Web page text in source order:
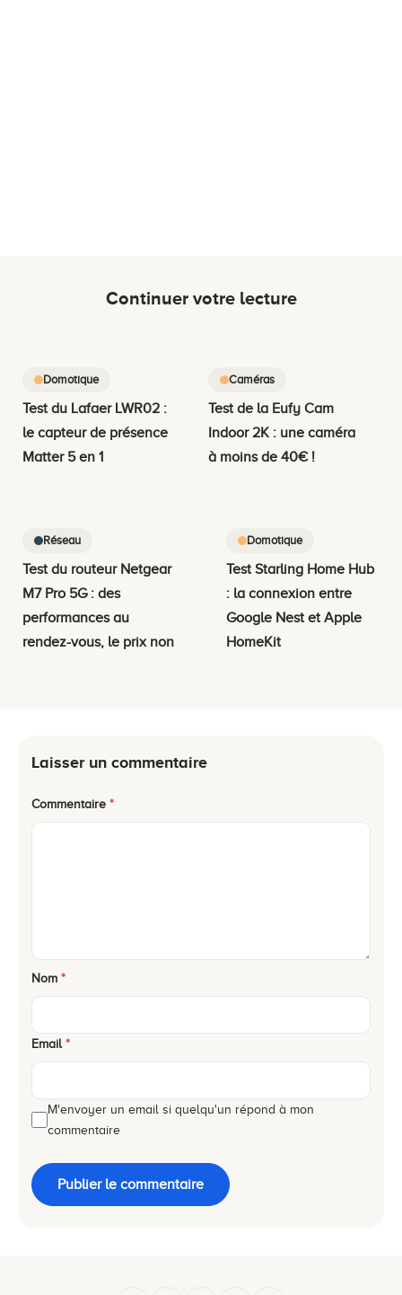
Continuer votre lecture
Domotique
Test du Lafaer LWR02 :
le capteur de présence
Matter 5 en 1
Caméras
Test de la Eufy Cam
Indoor 2K : une caméra
à moins de 40€ !
Réseau
Test du routeur Netgear
M7 Pro 5G : des
performances au
rendez-vous, le prix non
Domotique
Test Starling Home Hub
: la connexion entre
Google Nest et Apple
HomeKit
Laisser un commentaire
Commentaire *
Nom *
Email *
M'envoyer un email si quelqu'un répond à mon
commentaire
Publier le commentaire